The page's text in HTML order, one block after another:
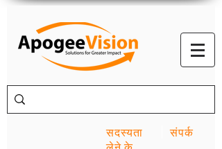
सदस्यता
संपर्क